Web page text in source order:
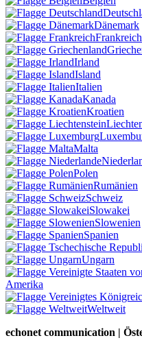
Dänemark
Frankreich
Irland
Island
Italien
Kanada
Kroatien
Malta
Polen
Rumänien
Schweiz
Slowakei
Slowenien
Spanien
Ungarn
Amerika
Weltweit
echonet communication |